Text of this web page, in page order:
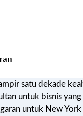
satu dekade
untuk bisnis
untuk New